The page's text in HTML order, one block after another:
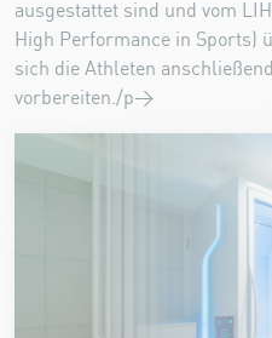
ausgestattet sind und vom
High Performance in Sports)
sich die Athleten
vorbereiten./p>